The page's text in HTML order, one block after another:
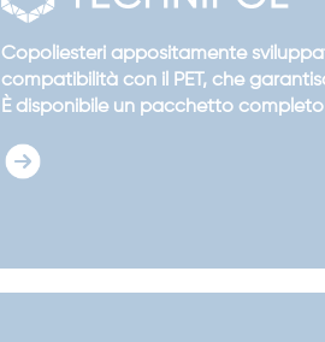
Copoliesteri appositamente
compatibilità con il PET, che
È disponibile un pacchetto